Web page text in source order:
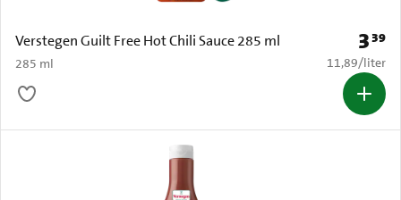
Verstegen Guilt Free Hot Chili Sauce 285 ml
285 ml
Prijs:
339
€ 11,89 per
11,89/liter